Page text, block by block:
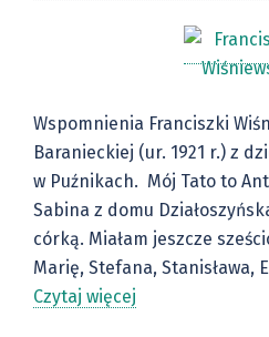
Wspomnienia Franciszki
Baranieckiej (ur. 1921 r.) z
w Puźnikach. Mój Tato to
Sabina z domu
córką. Miałam jeszcze
Marię, Stefana, Stanisława,
Czytaj więcej